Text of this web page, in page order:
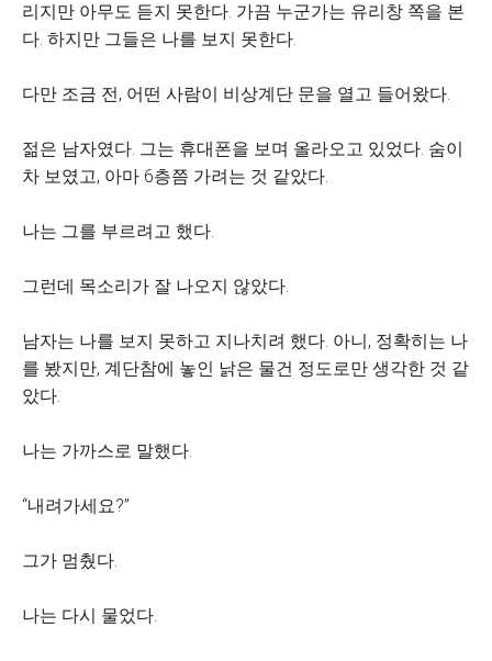
리지만 아무도 듣지 못한다. 가끔 누군가는 유리창 쪽을 본
다. 하지만 그들은 나를 보지 못한다.
다만 조금 전, 어떤 사람이 비상계단 문을 열고 들어왔다.
젊은 남자였다. 그는 휴대폰을 보며 올라오고 있었다. 숨이
차 보였고, 아마 6층쯤 가려는 것 같았다.
나는 그를 부르려고 했다.
그런데 목소리가 잘 나오지 않았다.
남자는 나를 보지 못하고 지나치려 했다. 아니, 정확히는 나
를 봤지만, 계단참에 놓인 낡은 물건 정도로만 생각한 것 같
았다.
나는 가까스로 말했다.
“내려가세요?”
그가 멈췄다.
나는 다시 물었다.